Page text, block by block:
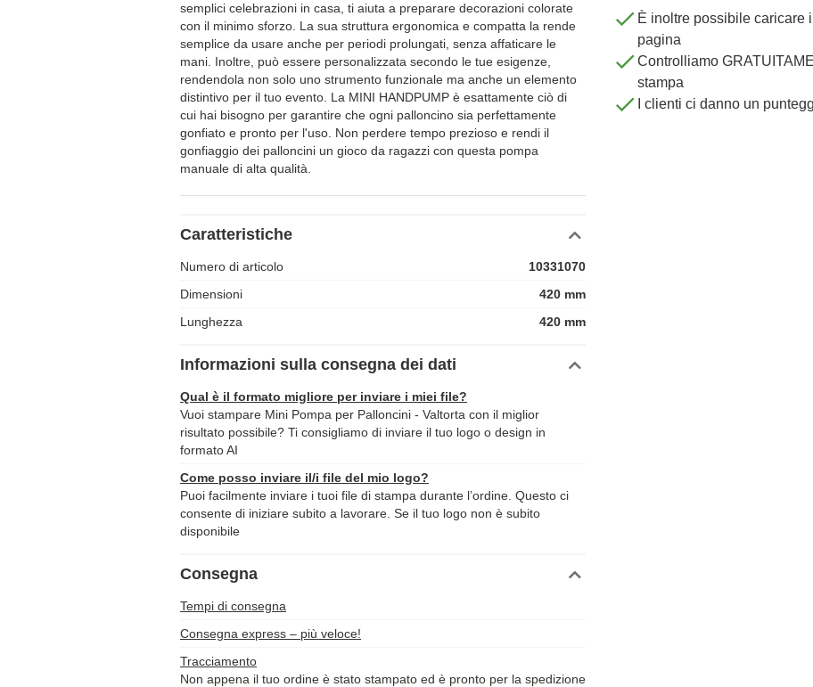
semplici celebrazioni in casa, ti aiuta a preparare decorazioni colorate
con il minimo sforzo. La sua struttura ergonomica e compatta la rende
semplice da usare anche per periodi prolungati, senza affaticare le
mani. Inoltre, può essere personalizzata secondo le tue esigenze,
rendendola non solo uno strumento funzionale ma anche un elemento
distintivo per il tuo evento. La MINI HANDPUMP è esattamente ciò di
cui hai bisogno per garantire che ogni palloncino sia perfettamente
gonfiato e pronto per l'uso. Non perdere tempo prezioso e rendi il
gonfiaggio dei palloncini un gioco da ragazzi con questa pompa
manuale di alta qualità.
Caratteristiche
Numero di articolo
10331070
Dimensioni
420 mm
Lunghezza
420 mm
Informazioni sulla consegna dei dati
Qual è il formato migliore per inviare i miei file?
Vuoi stampare Mini Pompa per Palloncini - Valtorta con il miglior
risultato possibile? Ti consigliamo di inviare il tuo logo o design in
formato AI
Come posso inviare il/i file del mio logo?
Puoi facilmente inviare i tuoi file di stampa durante l’ordine. Questo ci
consente di iniziare subito a lavorare. Se il tuo logo non è subito
disponibile
Consegna
Tempi di consegna
Consegna express – più veloce!
Tracciamento
Non appena il tuo ordine è stato stampato ed è pronto per la spedizione
È inoltre possibile caricare
pagina
Controlliamo
stampa
I clienti ci danno un